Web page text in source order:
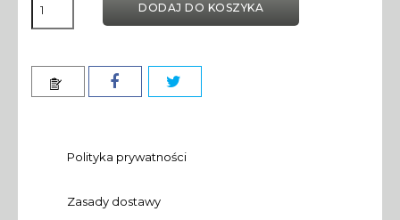
DODAJ DO KOSZYKA
Polityka prywatności
Zasady dostawy